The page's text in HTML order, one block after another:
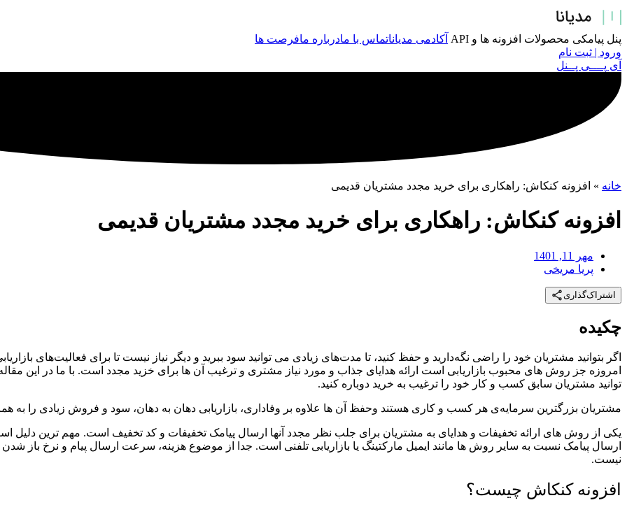
پرش
به
محتوا
پنل پیامکی محصولات افزونه ها و API آکادمی مدیاناتماس با مادرباره مافرصت ها
ورود | ثبت نام
آی پــــی پــنل
خانه » افزونه کنکاش: راهکاری برای خرید مجدد مشتریان قدیمی
افزونه کنکاش: راهکاری برای خرید مجدد مشتریان قدیمی
مهر 11, 1401
پریا مریخی
اشتراک‌گذاری
چکیده
اگر بتوانید مشتریان خود را راضی نگه‌دارید و حفظ کنید، تا مدت‌های زیادی می توانید سود ببرید و دیگر نیاز نیست تا برای فعالیت‌های
امروزه جز روش های محبوب بازاریابی است ارائه هدایای جذاب و مورد نیاز مشتری و ترغیب آن ها برای خزید مجدد است. با ما در این
توانید مشتریان سابق کسب و کار خود را ترغیب به خرید دوباره کنید.
مشتریان بزرگترین سرمایه‌ی هر کسب و کاری هستند وحفظ آن ها علاوه بر وفاداری، بازاریابی دهان به دهان، سود و فروش زیادی را به
یکی از روش های ارائه تخفیفات و هدایای به مشتریان برای جلب نظر مجدد آنها ارسال پیامک تخفیفات و کد تخفیف است. مهم ترین دلیل
ارسال پیامک نسبت به سایر روش ها مانند ایمیل مارکتینگ یا بازاریابی تلفنی است. جدا از موضوع هزینه، سرعت ارسال پیام و نرخ باز شدن
نیست.
افزونه کنکاش چیست؟